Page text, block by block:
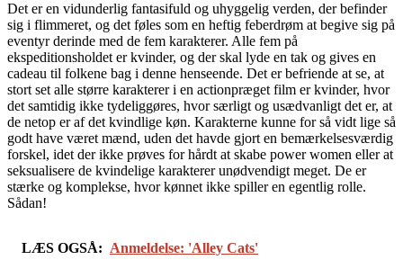
Det er en vidunderlig fantasifuld og uhyggelig verden, der befinder
sig i flimmeret, og det føles som en heftig feberdrøm at begive sig på
eventyr derinde med de fem karakterer. Alle fem på
ekspeditionsholdet er kvinder, og der skal lyde en tak og gives en
cadeau til folkene bag i denne henseende. Det er befriende at se, at
stort set alle større karakterer i en actionpræget film er kvinder, hvor
det samtidig ikke tydeliggøres, hvor særligt og usædvanligt det er, at
de netop er af det kvindlige køn. Karakterne kunne for så vidt lige så
godt have været mænd, uden det havde gjort en bemærkelsesværdig
forskel, idet der ikke prøves for hårdt at skabe power women eller at
seksualisere de kvindelige karakterer unødvendigt meget. De er
stærke og komplekse, hvor kønnet ikke spiller en egentlig rolle.
Sådan!
LÆS OGSÅ: Anmeldelse: 'Alley Cats'